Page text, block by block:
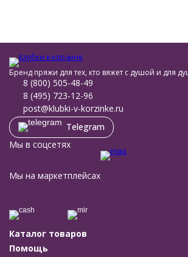
Бренд пряжи для тех, кто вяжет с душой и для
8 (800) 505-48-49
8 (495) 723-12-96
post@klubki-v-korzinke.ru
Telegram
Мы в соцсетях
Мы на маркетплейсах
Каталог товаров
Помощь